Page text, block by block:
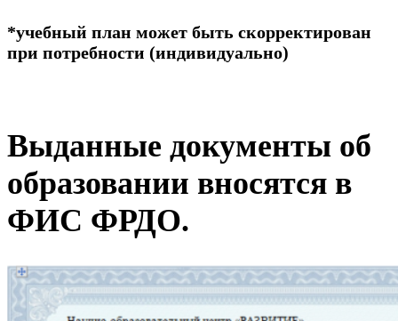
*учебный план может быть скорректирован
при потребности (индивидуально)
Выданные документы об
образовании вносятся в
ФИС ФРДО.